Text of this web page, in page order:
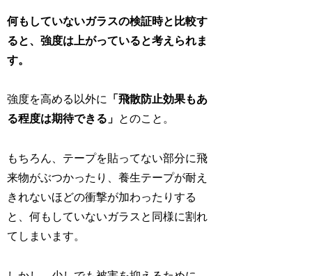
何もしていないガラスの検証時と比較す
ると、強度は上がっていると考えられま
す。
強度を高める以外に
「飛散防止効果もあ
る程度は期待できる」 とのこと。
もちろん、テープを貼ってない部分に飛
来物がぶつかったり、養生テープが耐え
きれないほどの衝撃が加わったりする
と、何もしていないガラスと同様に割れ
てしまいます。